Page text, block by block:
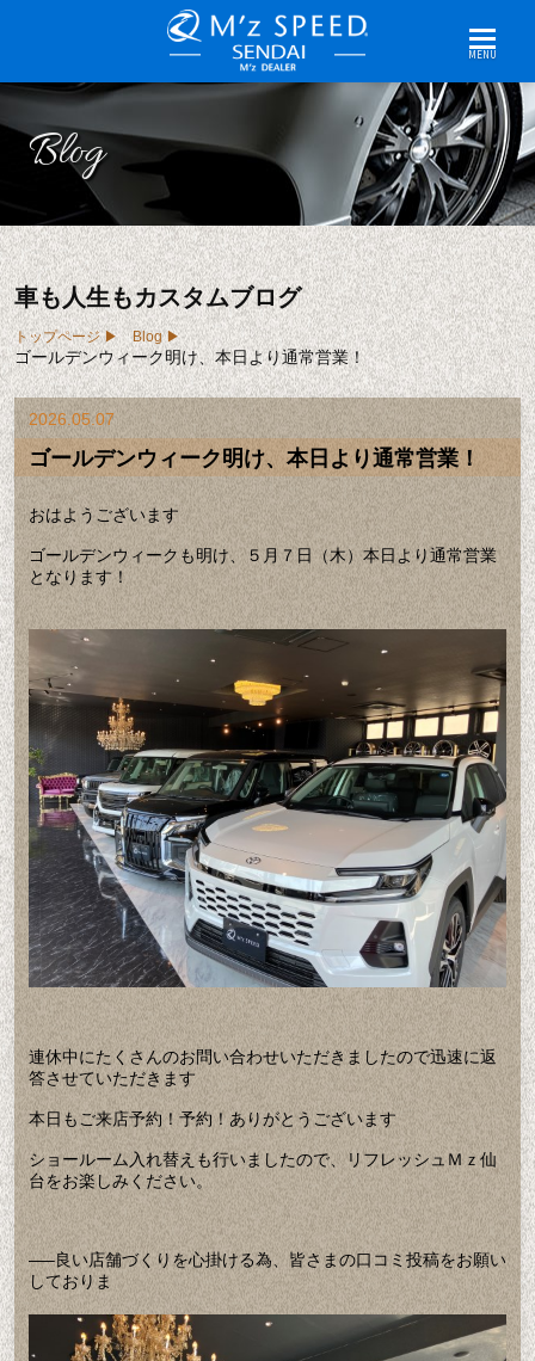
MENU
Blog
車も人生もカスタムブログ
トップページ Blog
ゴールデンウィーク明け、本日より通常営業！
2026.05.07
ゴールデンウィーク明け、本日より通常営業！
おはようございます
ゴールデンウィークも明け、５月７日（木）本日より通常営業
となります！
連休中にたくさんのお問い合わせいただきましたので迅速に返
答させていただきます
本日もご来店予約！予約！ありがとうございます
ショールーム入れ替えも行いましたので、リフレッシュＭｚ仙
台をお楽しみください。
—–良い店舗づくりを心掛ける為、皆さまの口コミ投稿をお願い
しておりま